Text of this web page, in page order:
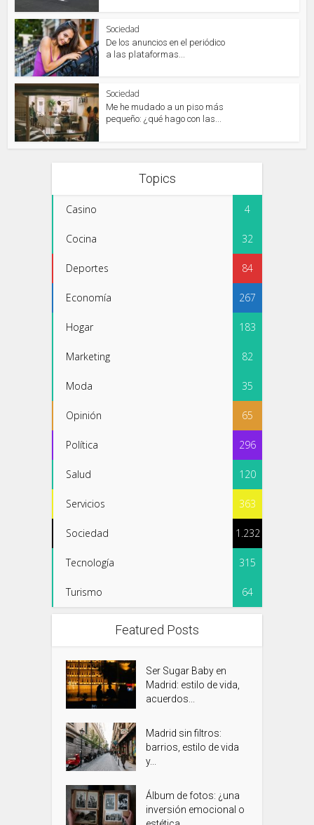
Sociedad
De los anuncios en el periódico
a las plataformas...
Sociedad
Me he mudado a un piso más
pequeño: ¿qué hago con las...
Topics
Casino 4
Cocina 32
Deportes 84
Economía 267
Hogar 183
Marketing 82
Moda 35
Opinión 65
Política 296
Salud 120
Servicios 363
Sociedad 1.232
Tecnología 315
Turismo 64
Featured Posts
Ser Sugar Baby en
Madrid: estilo de vida,
acuerdos...
Madrid sin filtros:
barrios, estilo de vida
y...
Álbum de fotos: ¿una
inversión emocional o